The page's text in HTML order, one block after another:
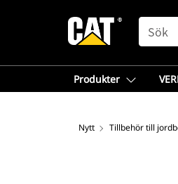
SEARCH
Produkter
Nytt Tillbehör till